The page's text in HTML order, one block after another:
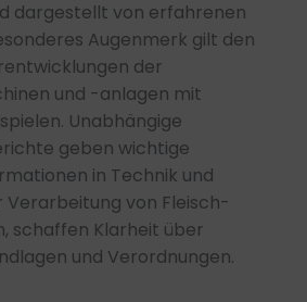
dargestellt von erfahrenen
Augenmerk gilt den
der
und -anlagen mit
Unabhängige
geben wichtige
in Technik und
Verarbeitung von Fleisch-
schaffen Klarheit über
und Verordnungen.